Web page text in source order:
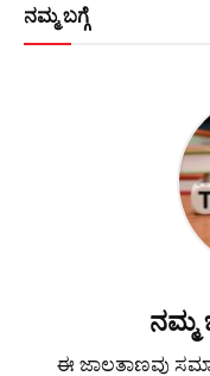
ನಮ್ಮ ಬಗ್ಗೆ
ನಮ್ಮ
ಈ ಜಾಲತಾಣವು